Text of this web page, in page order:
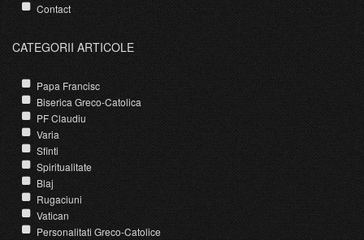
Contact
CATEGORII ARTICOLE
Papa Francisc
Biserica Greco-Catolica
PF Claudiu
Varia
Sfinti
Spiritualitate
Blaj
Rugaciuni
Vatican
Personalitati Greco-Catolice